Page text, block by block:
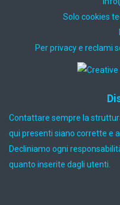
Solo cookies
Per privacy e reclami
Contattare sempre la
qui presenti siano corrette e
Decliniamo ogni
quanto inserite dagli utenti.